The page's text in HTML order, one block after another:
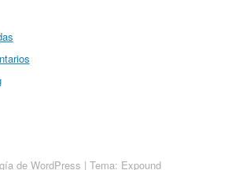
de WordPress | Tema: Expound